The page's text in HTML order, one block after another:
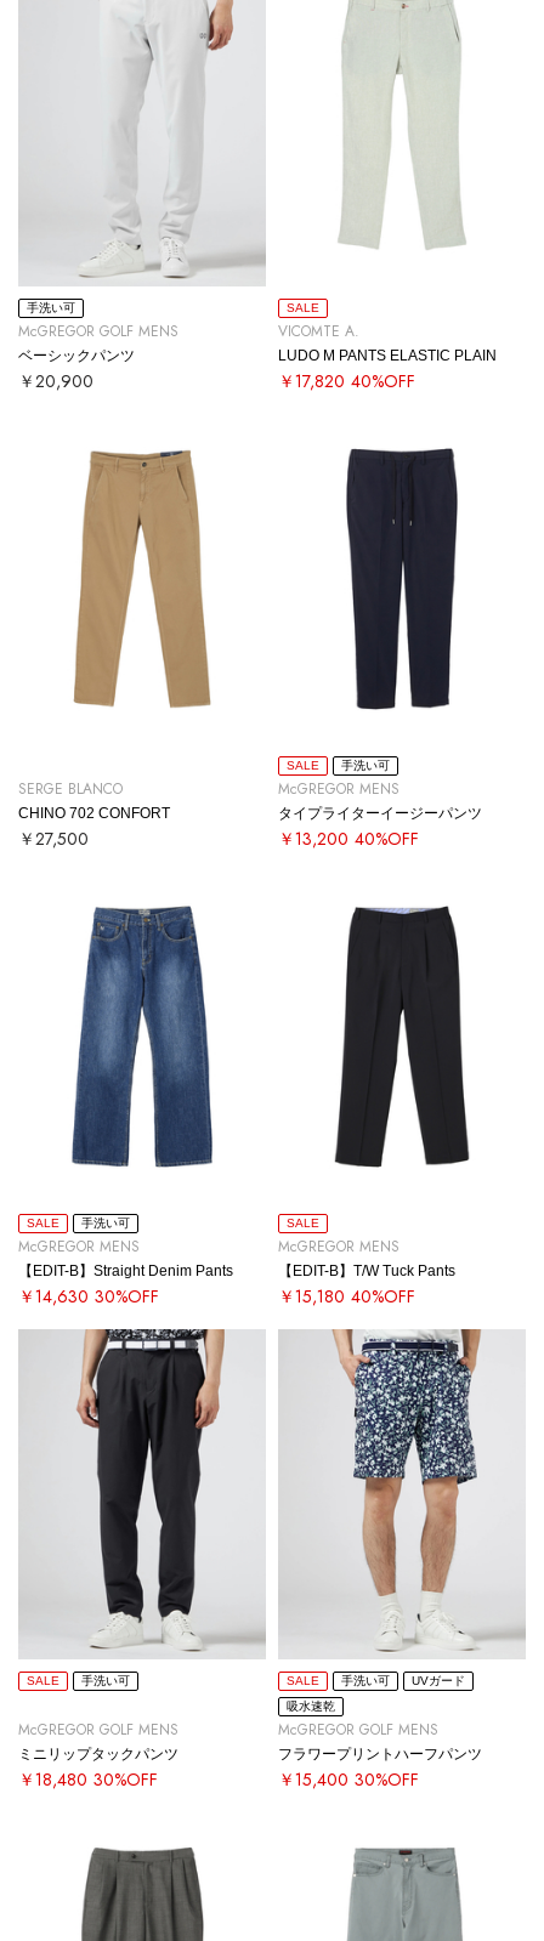
手洗い可
McGREGOR GOLF MENS
ベーシックパンツ
￥20,900
SALE
VICOMTE A.
LUDO M PANTS ELASTIC PLAIN
￥17,820 40%OFF
SERGE BLANCO
CHINO 702 CONFORT
￥27,500
SALE 手洗い可
McGREGOR MENS
タイプライターイージーパンツ
￥13,200 40%OFF
SALE 手洗い可
McGREGOR MENS
【EDIT-B】Straight Denim Pants
￥14,630 30%OFF
SALE
McGREGOR MENS
【EDIT-B】T/W Tuck Pants
￥15,180 40%OFF
SALE 手洗い可
McGREGOR GOLF MENS
ミニリップタックパンツ
￥18,480 30%OFF
SALE 手洗い可
UVガード
吸水速乾
McGREGOR GOLF MENS
フラワープリントハーフパンツ
￥15,400 30%OFF